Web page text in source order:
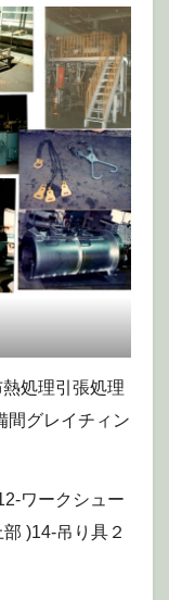
処理引張処理
グレイチィン
ワークシュー
)14-吊り具２